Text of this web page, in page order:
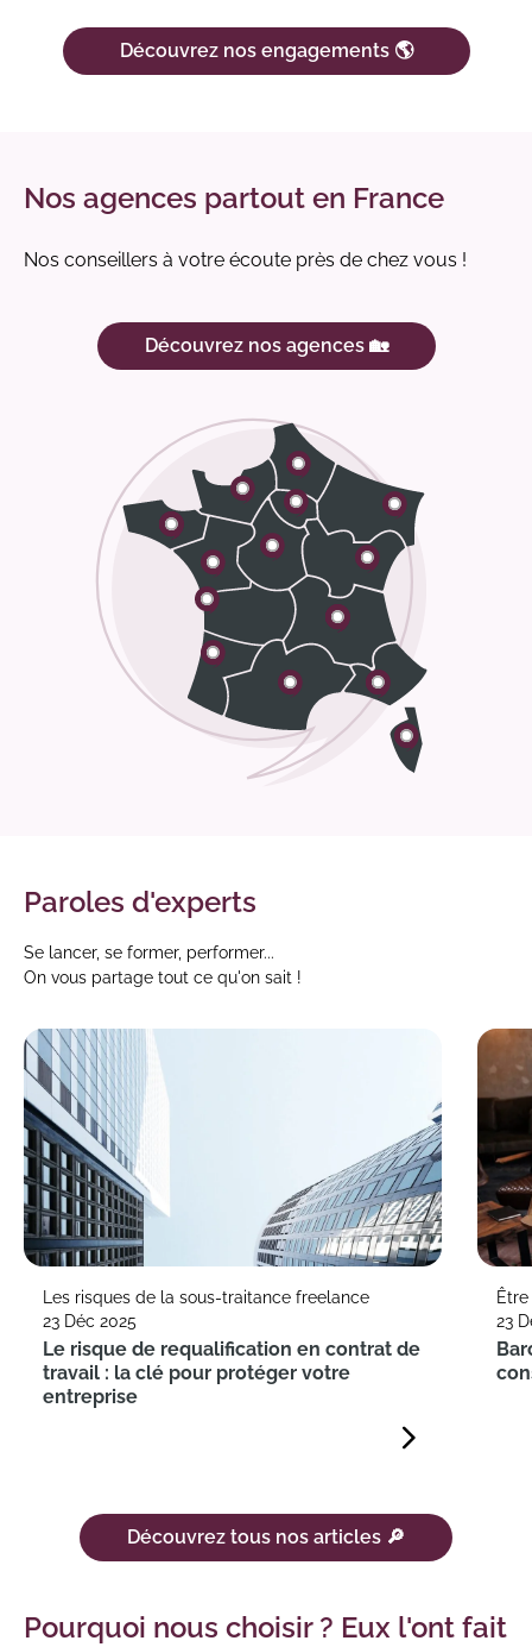
Découvrez nos engagements 🌎
Nos agences partout en France
Nos conseillers à votre écoute près de chez vous !
Découvrez nos agences 🏡
Paroles d'experts
Se lancer, se former, performer...
On vous partage tout ce qu'on sait !
Les risques de la sous-traitance freelance
23 Déc 2025
Le risque de requalification en contrat de
travail : la clé pour protéger votre
entreprise
23
Découvrez tous nos articles 🔎
Pourquoi nous choisir ? Eux l'ont fait